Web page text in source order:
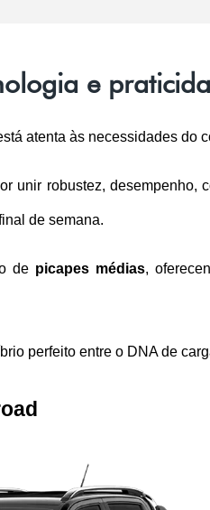
e
atenta às necessidades do
unir robustez, desempenho,
de semana.
de picapes médias,
perfeito entre o DNA de